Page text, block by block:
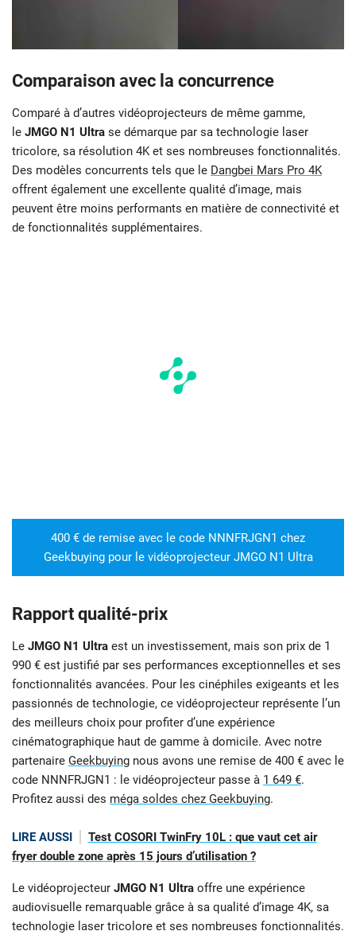
Comparaison avec la concurrence
Comparé à d’autres vidéoprojecteurs de même gamme,
le JMGO N1 Ultra se démarque par sa technologie laser
tricolore, sa résolution 4K et ses nombreuses fonctionnalités.
Des modèles concurrents tels que le Dangbei Mars Pro 4K
offrent également une excellente qualité d’image, mais
peuvent être moins performants en matière de connectivité et
de fonctionnalités supplémentaires.
400 € de remise avec le code NNNFRJGN1 chez
Geekbuying pour le vidéoprojecteur JMGO N1 Ultra
Rapport qualité-prix
Le JMGO N1 Ultra est un investissement, mais son prix de 1
990 € est justifié par ses performances exceptionnelles et ses
fonctionnalités avancées. Pour les cinéphiles exigeants et les
passionnés de technologie, ce vidéoprojecteur représente l’un
des meilleurs choix pour profiter d’une expérience
cinématographique haut de gamme à domicile. Avec notre
partenaire Geekbuying nous avons une remise de 400 € avec le
code NNNFRJGN1 : le vidéoprojecteur passe à 1 649 €.
Profitez aussi des méga soldes chez Geekbuying.
LIRE AUSSI
Test COSORI TwinFry 10L : que vaut cet air
fryer double zone après 15 jours d’utilisation ?
Le vidéoprojecteur JMGO N1 Ultra offre une expérience
audiovisuelle remarquable grâce à sa qualité d’image 4K, sa
technologie laser tricolore et ses nombreuses fonctionnalités.